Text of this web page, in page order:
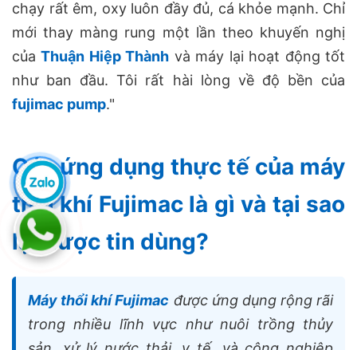
chạy rất êm, oxy luôn đầy đủ, cá khỏe mạnh. Chỉ
mới thay màng rung một lần theo khuyến nghị
củaThuận Hiệp Thành và máy lại hoạt động tốt
như ban đầu. Tôi rất hài lòng về độ bền của
fujimac pump."
Các ứng dụng thực tế của máy
thổi khí Fujimac là gì và tại sao
lại được tin dùng?
Máy thổi khí Fujimac được ứng dụng rộng rãi
trong nhiều lĩnh vực như nuôi trồng thủy